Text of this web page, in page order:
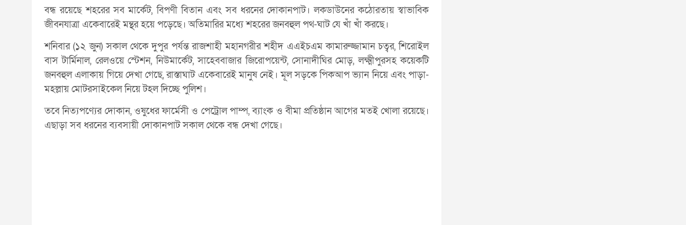
বন্ধ রয়েছে শহরের সব মার্কেট, বিপণী বিতান এবং সব ধরনের দোকানপাট। লকডাউনের কঠোরতায় স্বাভাবিক
জীবনযাত্রা একেবারেই মন্থর হয়ে পড়েছে। অতিমারির মধ্যে শহরের জনবহুল পথ-ঘাট যে খাঁ খাঁ করছে।
শনিবার (১২ জুন) সকাল থেকে দুপুর পর্যন্ত রাজশাহী মহানগরীর শহীদ এএইচএম কামারুজ্জামান চত্বর, শিরোইল
বাস টার্মিনাল, রেলওয়ে স্টেশন, নিউমার্কেট, সাহেববাজার জিরোপয়েন্ট, সোনাদীঘির মোড়, লক্ষ্মীপুরসহ কয়েকটি
জনবহুল এলাকায় গিয়ে দেখা গেছে, রাস্তাঘাট একেবারেই মানুষ নেই। মূল সড়কে পিকআপ ভ্যান নিয়ে এবং পাড়া-
মহল্লায় মোটরসাইকেল নিয়ে টহল দিচ্ছে পুলিশ।
তবে নিত্যপণ্যের দোকান, ওষুধের ফার্মেসী ও পেট্রোল পাম্প, ব্যাংক ও বীমা প্রতিষ্ঠান আগের মতই খোলা রয়েছে।
এছাড়া সব ধরনের ব্যবসায়ী দোকানপাট সকাল থেকে বন্ধ দেখা গেছে।